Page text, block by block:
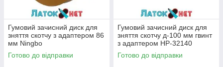
Гумовий зачисний диск для
зняття скотчу з адаптером 86
мм Ningbo
Готово до відправки
Гумовий зачисний диск для
зняття скотчу д-100 мм гвинт
з адаптером НР-32140
Готово до відправки